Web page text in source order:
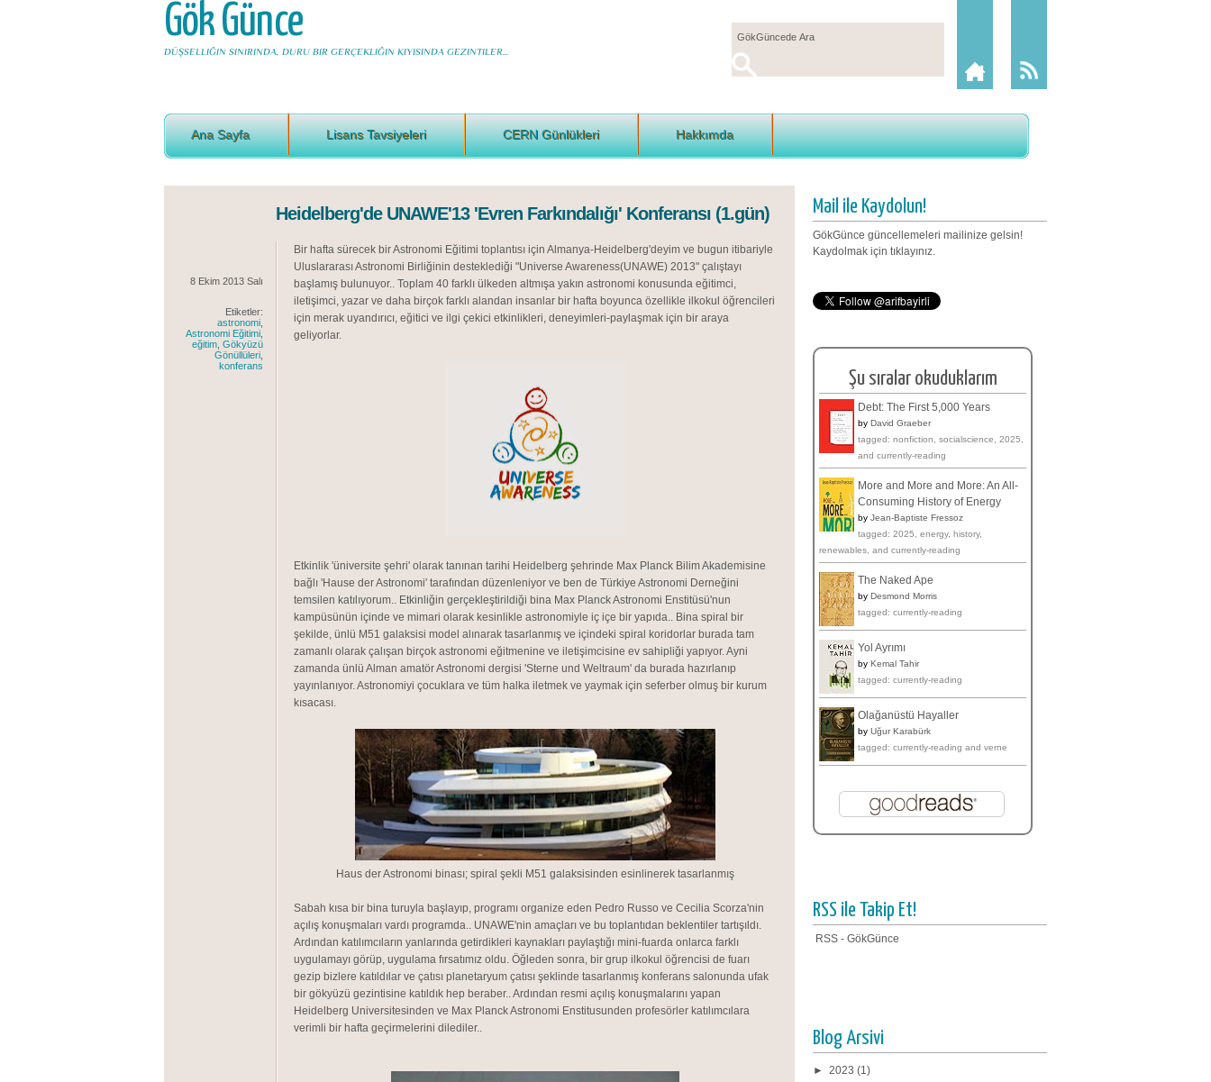
Gök Günce
DÜŞSELLIĞIN SINIRINDA, DURU BIR GERÇEKLIĞIN KIYISINDA GEZINTILER...
Ana Sayfa Lisans Tavsiyeleri CERN Günlükleri Hakkımda
8 Ekim 2013 Salı
Etiketler:
astronomi
Astronomi Eğitimi
eğitim Gökyüzü
Gönüllüleri
konferans
Heidelberg'de UNAWE'13 'Evren Farkındalığı' Konferansı (1.gün)
Bir hafta sürecek bir Astronomi Eğitimi toplantısı için Almanya-Heidelberg'deyim ve bugun itibariyle
Uluslararası Astronomi Birliğinin desteklediği "Universe Awareness(UNAWE) 2013" çalıştayı
başlamış bulunuyor.. Toplam 40 farklı ülkeden altmışa yakın astronomi konusunda eğitimci,
iletişimci, yazar ve daha birçok farklı alandan insanlar bir hafta boyunca özellikle ilkokul öğrencileri
için merak uyandırıcı, eğitici ve ilgi çekici etkinlikleri, deneyimleri-paylaşmak için bir araya
geliyorlar.
Etkinlik 'üniversite şehri' olarak tanınan tarihi Heidelberg şehrinde Max Planck Bilim Akademisine
bağlı 'Hause der Astronomi' tarafından düzenleniyor ve ben de Türkiye Astronomi Derneğini
temsilen katılıyorum.. Etkinliğin gerçekleştirildiği bina Max Planck Astronomi Enstitüsü'nun
kampüsünün içinde ve mimari olarak kesinlikle astronomiyle iç içe bir yapıda.. Bina spiral bir
şekilde, ünlü M51 galaksisi model alınarak tasarlanmış ve içindeki spiral koridorlar burada tam
zamanlı olarak çalışan birçok astronomi eğitmenine ve iletişimcisine ev sahipliği yapıyor. Ayni
zamanda ünlü Alman amatör Astronomi dergisi 'Sterne und Weltraum' da burada hazırlanıp
yayınlanıyor. Astronomiyi çocuklara ve tüm halka iletmek ve yaymak için seferber olmuş bir kurum
kısacası.
Haus der Astronomi binası; spiral şekli M51 galaksisinden esinlinerek tasarlanmış
Sabah kısa bir bina turuyla başlayıp, programı organize eden Pedro Russo ve Cecilia Scorza'nin
açılış konuşmaları vardı programda.. UNAWE'nin amaçları ve bu toplantıdan beklentiler tartışıldı.
Ardından katılımcıların yanlarında getirdikleri kaynakları paylaştığı mini-fuarda onlarca farklı
uygulamayı görüp, uygulama fırsatımız oldu. Öğleden sonra, bir grup ilkokul öğrencisi de fuarı
gezip bizlere katıldılar ve çatısı planetaryum çatısı şeklinde tasarlanmış konferans salonunda ufak
bir gökyüzü gezintisine katıldık hep beraber.. Ardından resmi açılış konuşmalarını yapan
Heidelberg Universitesinden ve Max Planck Astronomi Enstitusunden profesörler katılımcılara
verimli bir hafta geçirmelerini dilediler..
Mail ile Kaydolun!
GökGünce güncellemeleri mailinize gelsin!
Kaydolmak için tıklayınız.
Şu sıralar okuduklarım
Debt: The First 5,000 Years
by David Graeber
tagged: nonfiction, socialscience, 2025,
and currently-reading
More and More and More: An All-
Consuming History of Energy
by Jean-Baptiste Fressoz
tagged: 2025, energy, history,
renewables, and currently-reading
The Naked Ape
by Desmond Morris
tagged: currently-reading
Yol Ayrımı
by Kemal Tahir
tagged: currently-reading
Olağanüstü Hayaller
by Uğur Karabürk
tagged: currently-reading and verne
RSS ile Takip Et!
RSS - GökGünce
Blog Arsivi
► 2023 (1)